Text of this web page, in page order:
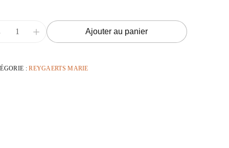
+ Ajouter au panier
:REYGAERTS MARIE